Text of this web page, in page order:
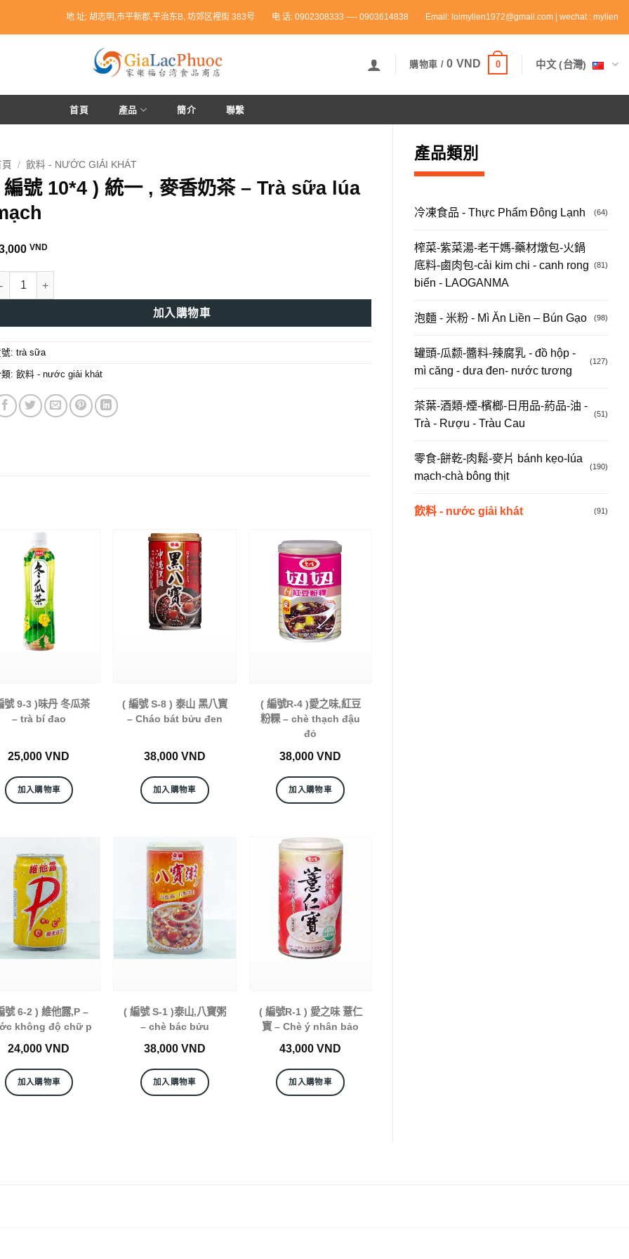
地 址: 胡志明,市平新郡,平治东B, 坊郊区裡街 383号 电 话: 0902308333 ---- 0903614838 Email: loimylien1972@gmail.com | wechat : mylien
購物車 /0 VND 0 中文 (台灣)
首頁 產品 簡介 聯繫
產品類別
冷凍食品 - Thực Phẩm Đông Lạnh (64)
榨菜-紫菜湯-老干媽-藥材燉包-火鍋
底料-鹵肉包-cải kim chi - canh rong
biển - LAOGANMA
(81)
泡麵 - 米粉 - Mì Ăn Liền – Bún Gạo (98)
罐頭-瓜颣-醬料-辣腐乳 - đồ hộp -
mì căng - dưa đen- nước tương
(127)
茶葉-酒類-煙-檳榔-日用品-葯品-油 -
Trà - Rượu - Tràu Cau
(51)
零食-餅乾-肉鬆-麥片 bánh kẹo-lúa
mạch-chà bông thịt
(190)
飲料 - nước giải khát (91)
/ 飲料 - NƯỚC GIẢI KHÁT
編號 10*4 ) 統一 , 麥香奶茶 – Trà sữa lúa
VND
號 10*4 ) 統一 , 麥香奶茶 - Trà sữa lúa mạch 數量
加入購物車
號:trà sữa
類:飲料 - nước giải khát
號 9-3 )味丹 冬瓜茶
– trà bí đao
25,000VND
加入購物車
( 編號 S-8 ) 泰山 黑八寳
– Cháo bát bửu đen
38,000 VND
加入購物車
( 編號R-4 )愛之味,紅豆
粉粿 – chè thạch đậu
đỏ
38,000VND
加入購物車
號 6-2 ) 維他露,P –
không độ chữ p
24,000VND
加入購物車
( 編號 S-1 )泰山,八寶粥
– chè bác bửu
38,000 VND
加入購物車
( 編號R-1 ) 愛之味 薏仁
寳 – Chè ý nhân bảo
43,000VND
加入購物車